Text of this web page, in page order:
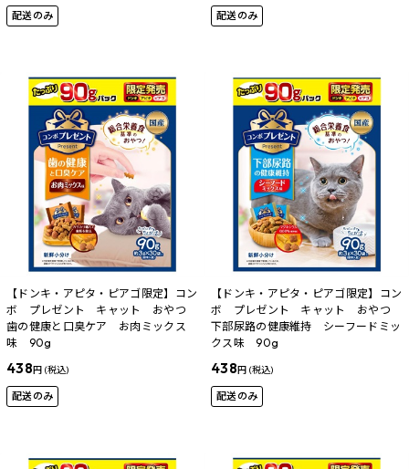
配送のみ 配送のみ
【ドンキ・アピタ・ピアゴ限定】コン
ボ プレゼント キャット おやつ
歯の健康と口臭ケア お肉ミックス
味 90g
438円 (税込)
配送のみ
【ドンキ・アピタ・ピアゴ限定】コン
ボ プレゼント キャット おやつ
下部尿路の健康維持 シーフードミッ
クス味 90g
438円 (税込)
配送のみ